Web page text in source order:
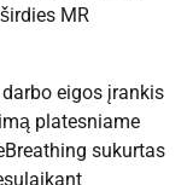
MR
eigos įrankis
platesniame
sukurtas